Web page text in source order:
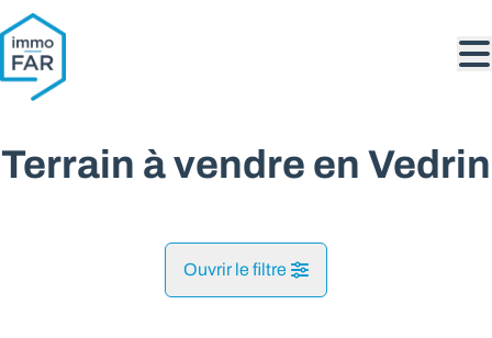
Aller au contenu principal
Terrain à vendre en Vedrin
Ouvrir le filtre